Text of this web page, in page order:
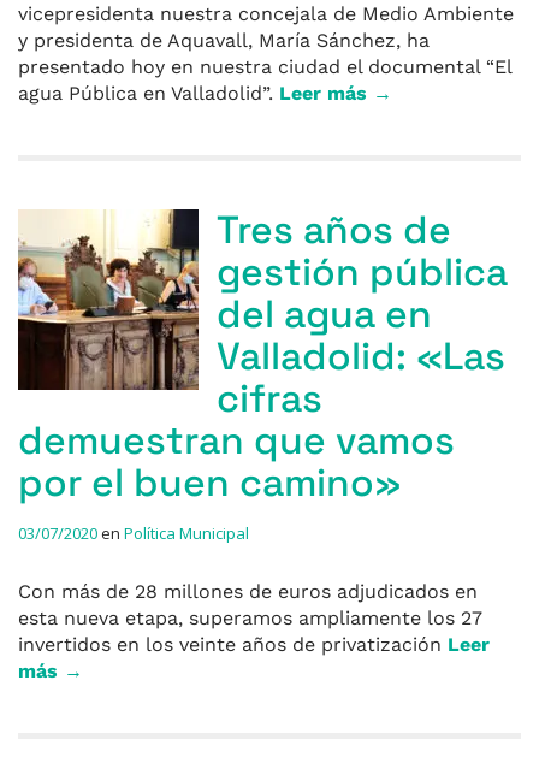
vicepresidenta nuestra concejala de Medio Ambiente
y presidenta de Aquavall, María Sánchez, ha
presentado hoy en nuestra ciudad el documental “El
agua Pública en Valladolid”. Leer más →
Tres años de
gestión pública
del agua en
Valladolid: «Las
cifras
demuestran que vamos
por el buen camino»
03/07/2020en Política Municipal
Con más de 28 millones de euros adjudicados en
esta nueva etapa, superamos ampliamente los 27
invertidos en los veinte años de privatización Leer
más →